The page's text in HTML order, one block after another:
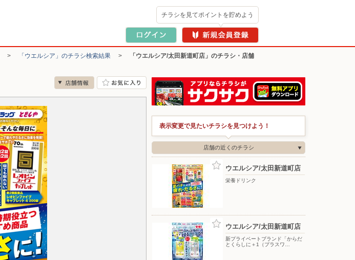
チラシを見てポイントを貯めよう
> 「ウエルシア」のチラシ検索結果 >
「ウエルシア/太田新道町店」のチラシ・店舗
表示変更で見たいチラシを見つけよう！
店舗の近くのチラシ
ウエルシア/太田新道町店
栄養ドリンク
ウエルシア/太田新道町店
新プライベートブランド「からだ
とくらしに＋1（プラスワ…